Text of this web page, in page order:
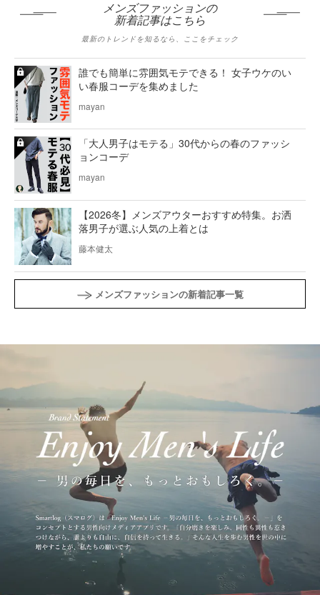
メンズファッションの
新着記事はこちら
最新のトレンドを知るなら、ここをチェック
誰でも簡単に雰囲気モテできる！ 女子ウケのい
い春服コーデを集めました
mayan
「大人男子はモテる」30代からの春のファッシ
ョンコーデ
mayan
【2026冬】メンズアウターおすすめ特集。お洒
落男子が選ぶ人気の上着とは
藤本健太
メンズファッションの新着記事一覧